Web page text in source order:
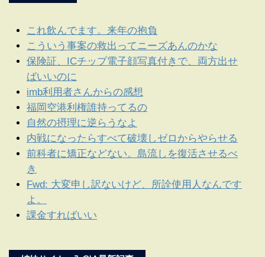
これ飲んでます。来年の抱負
こういう事案の救出ってニーズあんのかな
保険証、ICチップ電子顔写真付きで、両方出せ
ばいいのに
imb利用者さんからの感想
福岡空港利権誰持ってるの
自然の摂理に逆らうなよ
内戦になったらすべて破壊しゼロからやらせる
前科者に矯正などない。島流しを復活させるべ
き
Fwd: 大変申し訳ないけど、所詮使用人なんです
よ。
課金すればいい